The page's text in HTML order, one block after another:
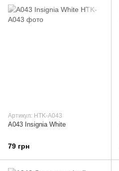
Артикул: HTK-A043
A043 Insignia White
79 грн